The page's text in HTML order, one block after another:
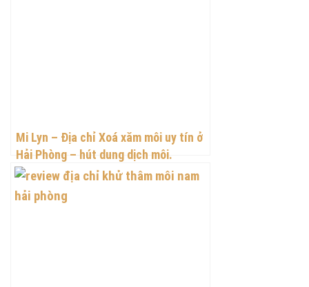
Mi Lyn – Địa chỉ Xoá xăm môi uy tín ở
Hải Phòng – hút dung dịch môi.